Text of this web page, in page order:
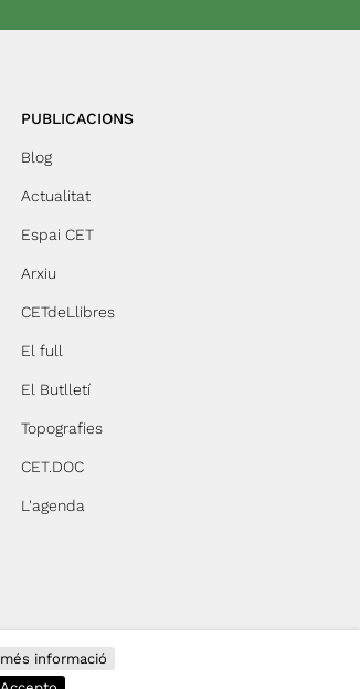
PUBLICACIONS
Blog
Actualitat
Espai CET
Arxiu
CETdeLlibres
El full
El Butlletí
Topografies
CET.DOC
L'agenda
més informació